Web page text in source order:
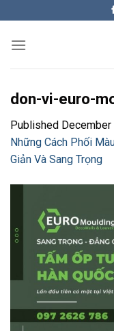
content
don-vi-euro-
Published
Những Cách Phối
Giản Và Sang Trọng